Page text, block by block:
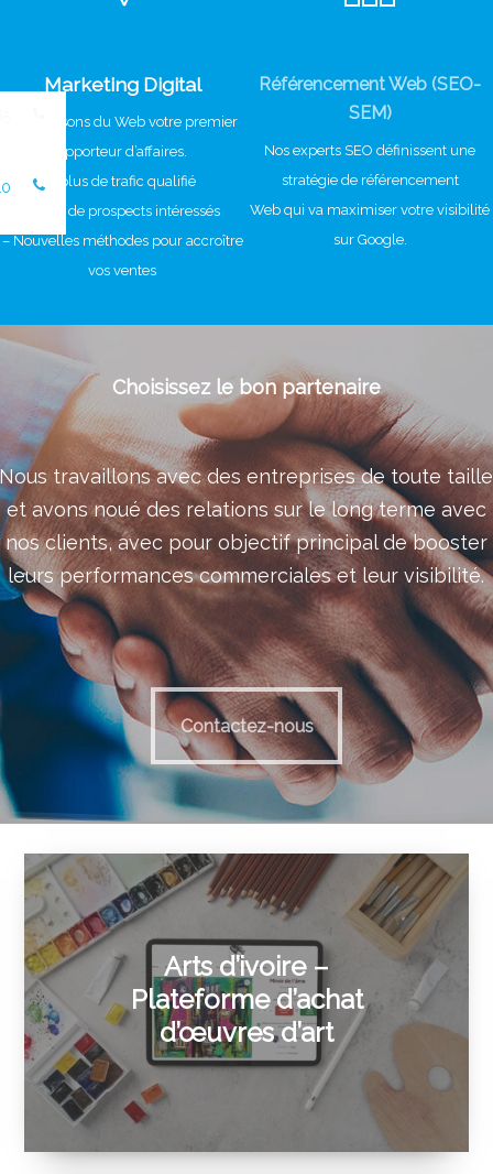
Marketing Digital
Nous faisons du Web votre premier
apporteur d’affaires.
– plus de trafic qualifié
– plus de prospects intéressés
– Nouvelles méthodes pour accroître
vos ventes
Référencement Web (SEO-
SEM)
Nos experts SEO définissent une
stratégie de référencement
Web qui va maximiser votre visibilité
sur Google.
Choisissez le bon partenaire
Nous travaillons avec des entreprises de toute taille
et avons noué des relations sur le long terme avec
nos clients, avec pour objectif principal de booster
leurs performances commerciales et leur visibilité.
Contactez-nous
Contactez-nous
Arts d’ivoire –
Plateforme d’achat
d’œuvres d’art